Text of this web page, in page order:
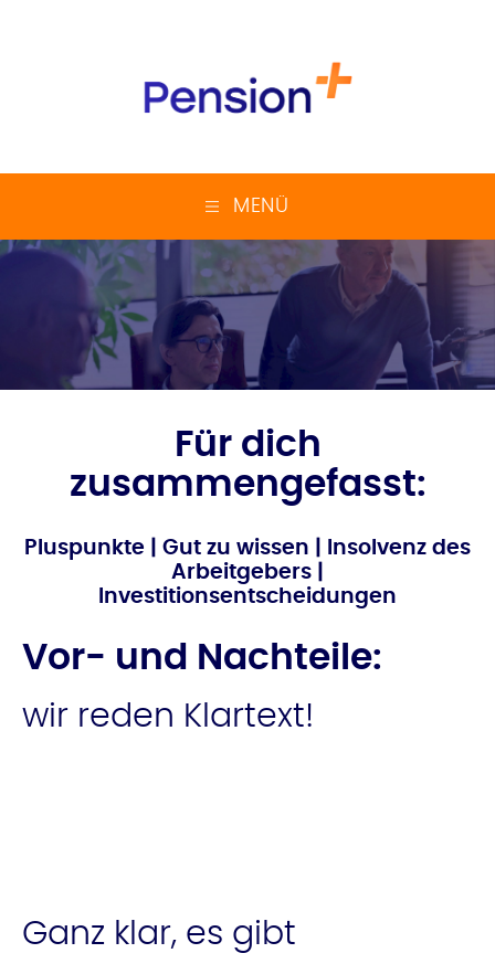
MENÜ
Für dich
zusammengefasst:
Pluspunkte Gut zu wissen
Insolvenz des
Arbeitgebers
Investitionsentscheidungen
Vor- und Nachteile:
wir reden Klartext!
Ganz klar, es gibt